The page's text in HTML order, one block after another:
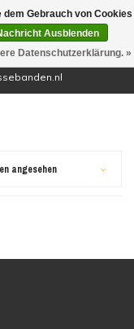
(0)
angesehen
Gebrauch von Cookies
Ausblenden
Datenschutzerklärung. »